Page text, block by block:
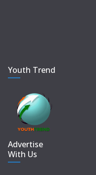
Youth Trend
Advertise
With Us